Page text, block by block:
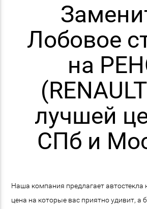
Лобовое
на
лучшей
СПб и
Наша компания предлагает автостекла
цена на которые вас приятно удивит, а